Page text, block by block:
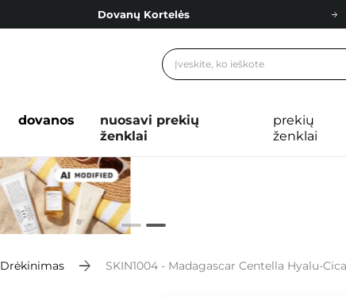
Dovanų Kortelės
Nemokamas pristatymas nuo 40,00 €
dovanos
nuosavi prekių
ženklai
prekių
ženklai
Drėkinimas SKIN1004 - Madagascar Centella Hyalu-Cica